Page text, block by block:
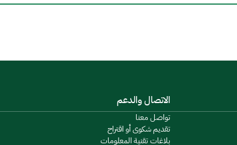
الاتصال والدعم
تواصل معنا
تقديم شكوى أو اقتراح
بلاغات تقنية المعلومات